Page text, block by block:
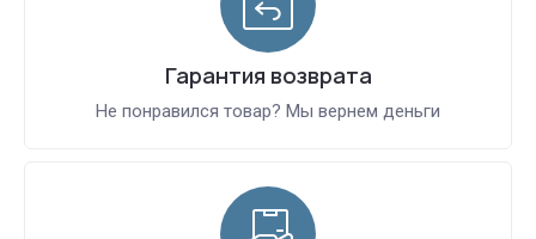
Гарантия возврата
Не понравился товар? Мы вернем деньги